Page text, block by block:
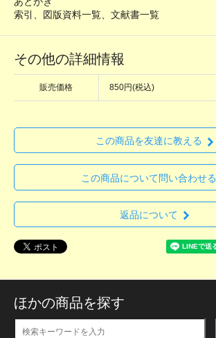
索引、図版資料一覧、文献書一覧
その他の詳細情報
販売価格 850円(税込)
この商品を友達に教える
この商品について問い合わせる
返品について
ほかの商品を探す